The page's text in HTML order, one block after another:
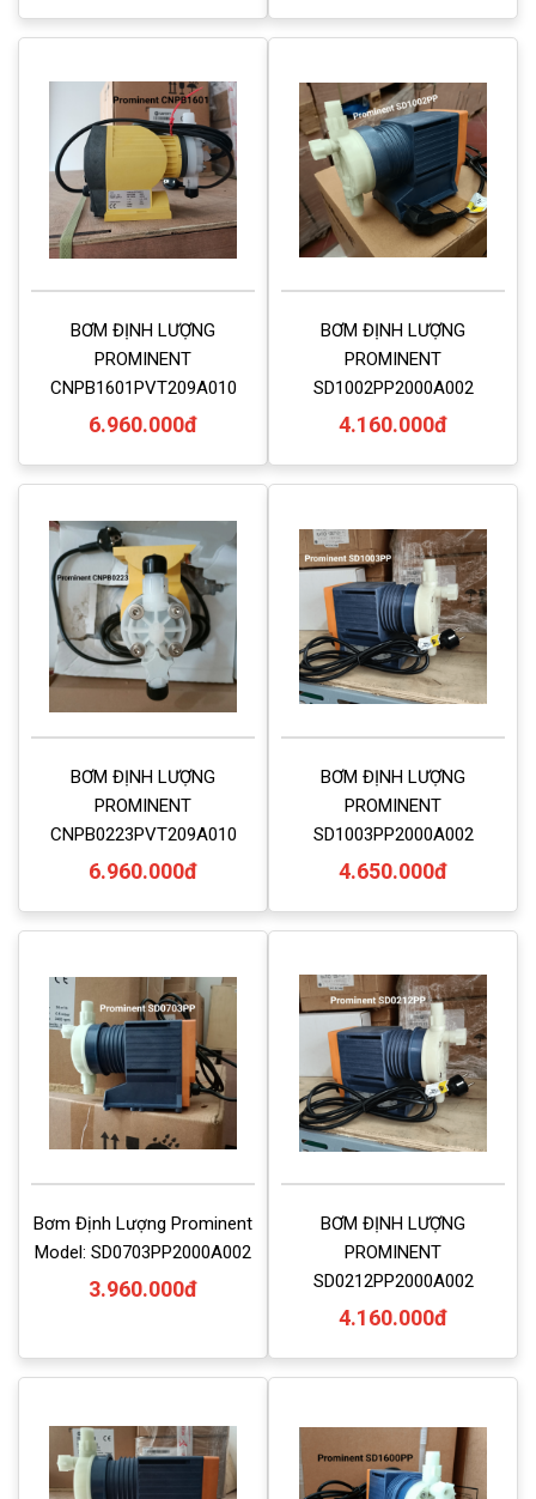
BƠM ĐỊNH LƯỢNG
PROMINENT
CNPB1601PVT209A010
6.960.000đ
BƠM ĐỊNH LƯỢNG
PROMINENT
SD1002PP2000A002
4.160.000đ
BƠM ĐỊNH LƯỢNG
PROMINENT
CNPB0223PVT209A010
6.960.000đ
BƠM ĐỊNH LƯỢNG
PROMINENT
SD1003PP2000A002
4.650.000đ
Bơm Định Lượng Prominent
Model: SD0703PP2000A002
3.960.000đ
BƠM ĐỊNH LƯỢNG
PROMINENT
SD0212PP2000A002
4.160.000đ